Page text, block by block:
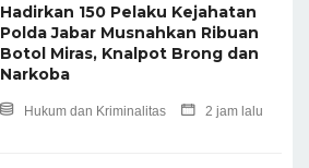
Hadirkan 150 Pelaku Kejahatan
Polda Jabar Musnahkan Ribuan
Botol Miras, Knalpot Brong dan
Narkoba
Hukum dan Kriminalitas 2 jam lalu